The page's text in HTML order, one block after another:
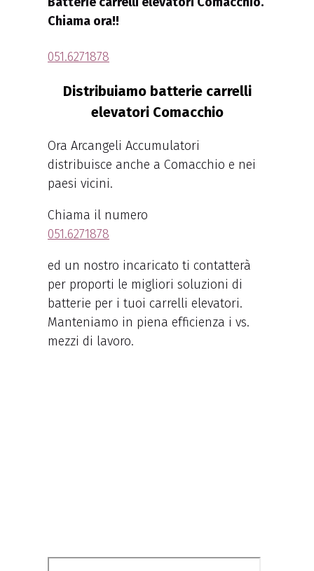
Chiama ora!!
051.6271878
Distribuiamo batterie carrelli
elevatori Comacchio
Ora Arcangeli Accumulatori
distribuisce anche a Comacchio e nei
paesi vicini.
Chiama il numero
051.6271878
ed un nostro incaricato ti contatterà
per proporti le migliori soluzioni di
batterie per i tuoi carrelli elevatori.
Manteniamo in piena efficienza i vs.
mezzi di lavoro.